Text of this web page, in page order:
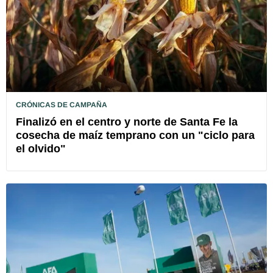
CRÓNICAS DE CAMPAÑA
Finalizó en el centro y norte de Santa Fe la
cosecha de maíz temprano con un "ciclo para
el olvido"